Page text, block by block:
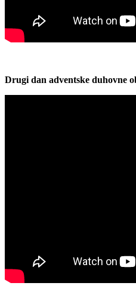
Drugi dan adventske duhovne